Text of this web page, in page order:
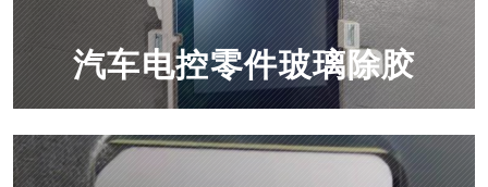
汽车电控零件玻璃除胶